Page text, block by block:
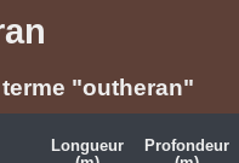
"outheran"
Longueur
Profondeur